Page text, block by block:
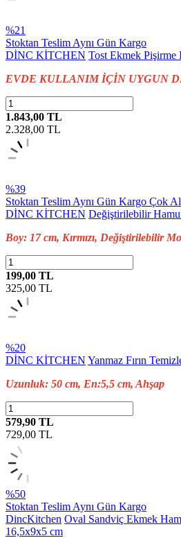
%21
Stoktan Teslim Aynı Gün Kargo
DİNC KİTCHEN Tost Ekmek Pişirme
EVDE KULLANIM İÇİN UYGUN
1.843,00 TL
2.328,00 TL
%39
Stoktan Teslim Aynı Gün Kargo Çok
DİNC KİTCHEN Değiştirilebilir
Boy: 17 cm, Kırmızı, Değiştirilebilir
199,00 TL
325,00 TL
%20
DİNC KİTCHEN Yanmaz Fırın
Uzunluk: 50 cm, En:5,5 cm, Ahşap
579,90 TL
729,00 TL
%50
Stoktan Teslim Aynı Gün Kargo
DincKitchen Oval Sandviç Ekmek
16,5x9x5 cm